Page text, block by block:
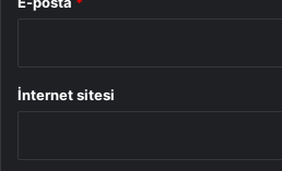
İnternet sitesi